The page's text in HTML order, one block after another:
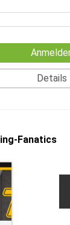
Details
Fanatics